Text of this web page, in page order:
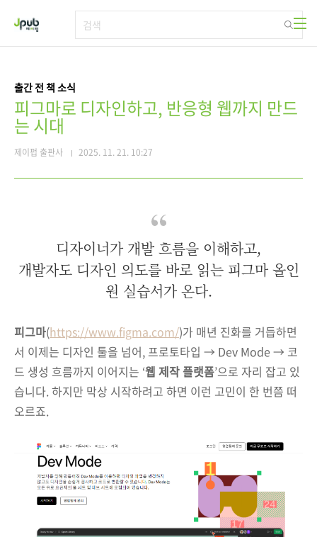
출간 전 책 소식
피그마로 디자인하고, 반응형 웹까지 만드
는 시대
제이펍 출판사 2025. 11. 21. 10:27
디자이너가 개발 흐름을 이해하고,
개발자도 디자인 의도를 바로 읽는 피그마 올인
원 실습서가 온다.
피그마(https://www.figma.com/)가 매년 진화를 거듭하면
서 이제는 디자인 툴을 넘어, 프로토타입 → Dev Mode → 코
드 생성 흐름까지 이어지는 ‘웹 제작 플랫폼’으로 자리 잡고 있
습니다. 하지만 막상 시작하려고 하면 이런 고민이 한 번쯤 떠
오르죠.